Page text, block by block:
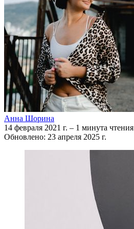
Анна Шорина
14 февраля 2021 г. – 1 минута чтения
Обновлено: 23 апреля 2025 г.